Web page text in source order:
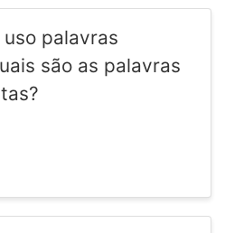
palavras
são as palavras